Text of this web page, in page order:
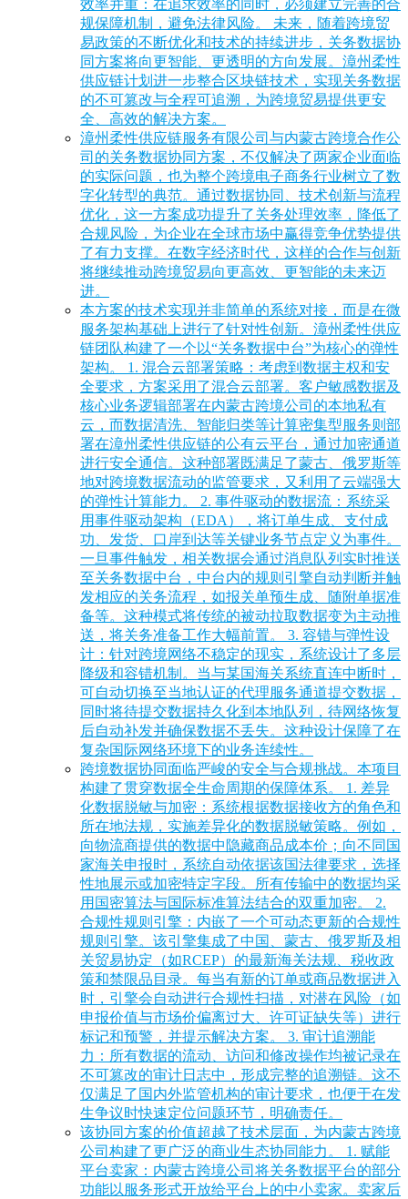
效率并重：在追求效率的同时，必须建立完善的合
规保障机制，避免法律风险。 未来，随着跨境贸
易政策的不断优化和技术的持续进步，关务数据协
同方案将向更智能、更透明的方向发展。漳州柔性
供应链计划进一步整合区块链技术，实现关务数据
的不可篡改与全程可追溯，为跨境贸易提供更安
全、高效的解决方案。
漳州柔性供应链服务有限公司与内蒙古跨境合作公
司的关务数据协同方案，不仅解决了两家企业面临
的实际问题，也为整个跨境电子商务行业树立了数
字化转型的典范。通过数据协同、技术创新与流程
优化，这一方案成功提升了关务处理效率，降低了
合规风险，为企业在全球市场中赢得竞争优势提供
了有力支撑。在数字经济时代，这样的合作与创新
将继续推动跨境贸易向更高效、更智能的未来迈
进。
本方案的技术实现并非简单的系统对接，而是在微
服务架构基础上进行了针对性创新。漳州柔性供应
链团队构建了一个以“关务数据中台”为核心的弹性
架构。 1. 混合云部署策略：考虑到数据主权和安
全要求，方案采用了混合云部署。客户敏感数据及
核心业务逻辑部署在内蒙古跨境公司的本地私有
云，而数据清洗、智能归类等计算密集型服务则部
署在漳州柔性供应链的公有云平台，通过加密通道
进行安全通信。这种部署既满足了蒙古、俄罗斯等
地对跨境数据流动的监管要求，又利用了云端强大
的弹性计算能力。 2. 事件驱动的数据流：系统采
用事件驱动架构（EDA），将订单生成、支付成
功、发货、口岸到达等关键业务节点定义为事件。
一旦事件触发，相关数据会通过消息队列实时推送
至关务数据中台，中台内的规则引擎自动判断并触
发相应的关务流程，如报关单预生成、随附单据准
备等。这种模式将传统的被动拉取数据变为主动推
送，将关务准备工作大幅前置。 3. 容错与弹性设
计：针对跨境网络不稳定的现实，系统设计了多层
降级和容错机制。当与某国海关系统直连中断时，
可自动切换至当地认证的代理服务通道提交数据，
同时将待提交数据持久化到本地队列，待网络恢复
后自动补发并确保数据不丢失。这种设计保障了在
复杂国际网络环境下的业务连续性。
跨境数据协同面临严峻的安全与合规挑战。本项目
构建了贯穿数据全生命周期的保障体系。 1. 差异
化数据脱敏与加密：系统根据数据接收方的角色和
所在地法规，实施差异化的数据脱敏策略。例如，
向物流商提供的数据中隐藏商品成本价；向不同国
家海关申报时，系统自动依据该国法律要求，选择
性地展示或加密特定字段。所有传输中的数据均采
用国密算法与国际标准算法结合的双重加密。 2.
合规性规则引擎：内嵌了一个可动态更新的合规性
规则引擎。该引擎集成了中国、蒙古、俄罗斯及相
关贸易协定（如RCEP）的最新海关法规、税收政
策和禁限品目录。每当有新的订单或商品数据进入
时，引擎会自动进行合规性扫描，对潜在风险（如
申报价值与市场价偏离过大、许可证缺失等）进行
标记和预警，并提示解决方案。 3. 审计追溯能
力：所有数据的流动、访问和修改操作均被记录在
不可篡改的审计日志中，形成完整的追溯链。这不
仅满足了国内外监管机构的审计要求，也便于在发
生争议时快速定位问题环节，明确责任。
该协同方案的价值超越了技术层面，为内蒙古跨境
公司构建了更广泛的商业生态协同能力。 1. 赋能
平台卖家：内蒙古跨境公司将关务数据平台的部分
功能以服务形式开放给平台上的中小卖家。卖家后